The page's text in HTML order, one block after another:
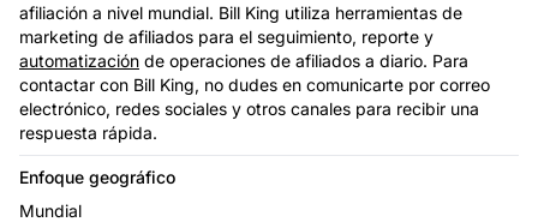
afiliación a nivel mundial. Bill King utiliza herramientas de
marketing de afiliados para el seguimiento, reporte y
automatización de operaciones de afiliados a diario. Para
contactar con Bill King, no dudes en comunicarte por correo
electrónico, redes sociales y otros canales para recibir una
respuesta rápida.
Enfoque geográfico
Mundial